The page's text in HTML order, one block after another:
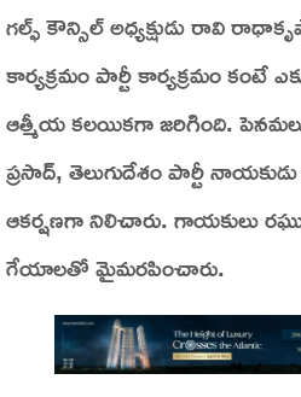
గల్ఫ్ కౌన్సిల్ అధ్యక్షుడు రావి
కార్యక్రమం పార్టీ కార్యక్రమం కంటే
ఆత్మీయ కలయికగా జరిగింది.
ప్రసాద్, తెలుగుదేశం పార్టీ
ఆకర్షణగా నిలిచారు. గాయకులు
గేయాలతో మైమరపించారు.